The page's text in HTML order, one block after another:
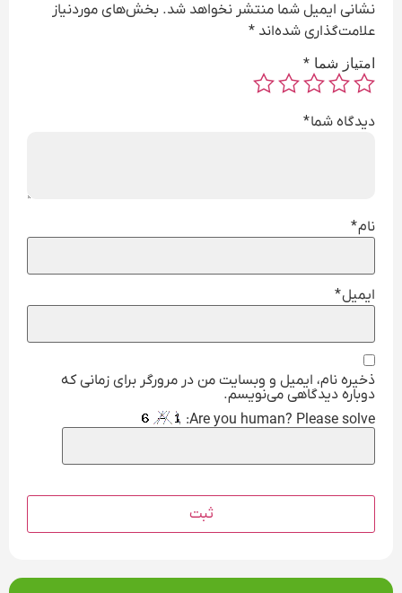
نشانی ایمیل شما منتشر نخواهد شد. بخش‌های موردنیاز
علامت‌گذاری شده‌اند *
امتیاز شما *
دیدگاه شما*
نام*
ایمیل*
ذخیره نام، ایمیل و وبسایت من در مرورگر برای زمانی که
دوباره دیدگاهی می‌نویسم.
Are you human? Please solve: